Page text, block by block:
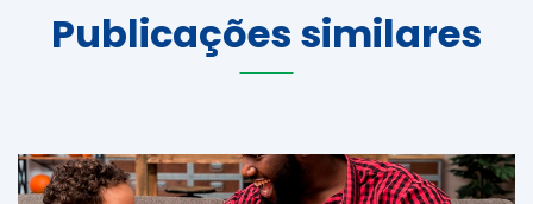
Publicações similares